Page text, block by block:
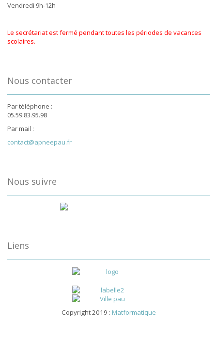
Vendredi 9h-12h
Le secrétariat est fermé pendant toutes les périodes de vacances
scolaires.
Nous contacter
Par téléphone :
05.59.83.95.98
Par mail :
contact@apneepau.fr
Nous suivre
Liens
Copyright 2019 : Matformatique